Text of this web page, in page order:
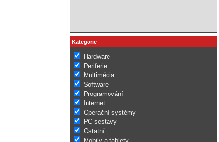
Kategorie
Hardware
Periferie
Multimédia
Software
Programování
Internet
Operační systémy
PC sestavy
Ostatní
Mobily a tablety